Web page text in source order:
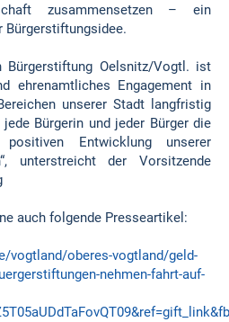
zusammensetzen – ein
Bürgerstiftung Oelsnitz/Vogtl. ist
ehrenamtliches Engagement in
unserer Stadt langfristig
Bürgerin und jeder Bürger die
Entwicklung unserer
unterstreicht der Vorsitzende
auch folgende Presseartikel:
vogtland/oberes-vogtland/geld-
nehmen-fahrt-auf-